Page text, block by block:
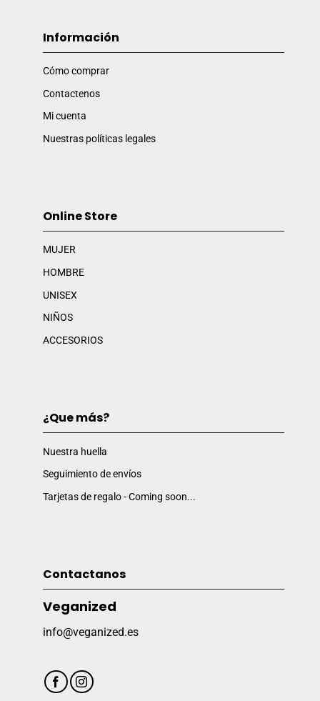
Información
Cómo comprar
Contactenos
Mi cuenta
Nuestras políticas legales
Online Store
MUJER
HOMBRE
UNISEX
NIÑOS
ACCESORIOS
¿Que más?
Nuestra huella
Seguimiento de envíos
Tarjetas de regalo - Coming soon...
Contactanos
Veganized
info@veganized.es